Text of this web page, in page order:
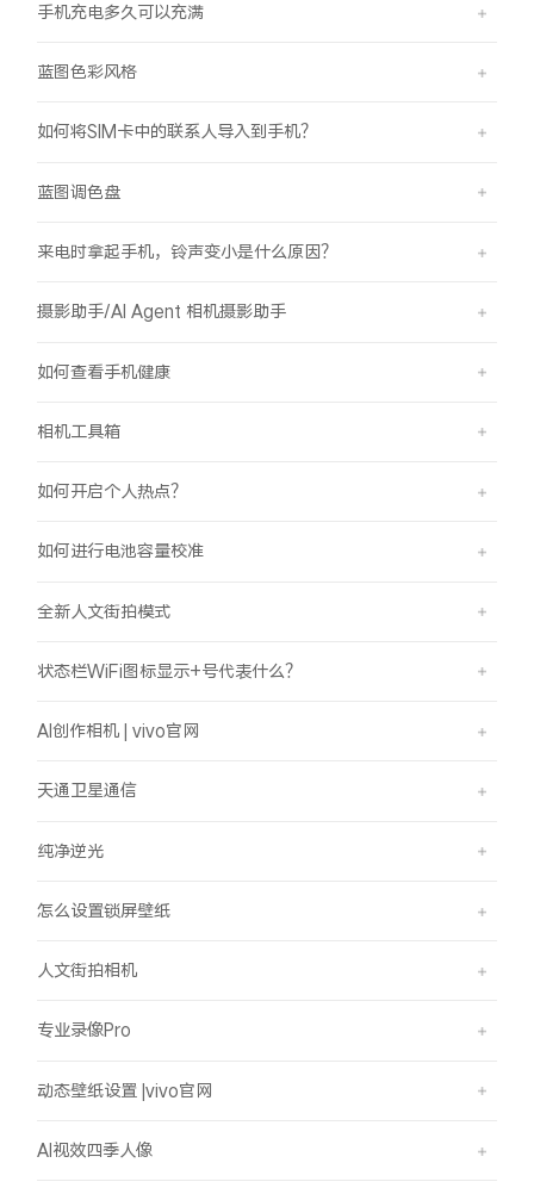
手机充电多久可以充满
蓝图色彩风格
如何将SIM卡中的联系人导入到手机？
蓝图调色盘
来电时拿起手机，铃声变小是什么原因？
摄影助手/AI Agent 相机摄影助手
如何查看手机健康
相机工具箱
如何开启个人热点？
如何进行电池容量校准
全新人文街拍模式
状态栏WiFi图标显示+号代表什么？
AI创作相机 | vivo官网
天通卫星通信
纯净逆光
怎么设置锁屏壁纸
人文街拍相机
专业录像Pro
动态壁纸设置 |vivo官网
AI视效四季人像